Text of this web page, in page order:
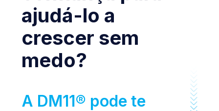
ajudá-lo a
crescer sem
medo?
A DM11® pode te